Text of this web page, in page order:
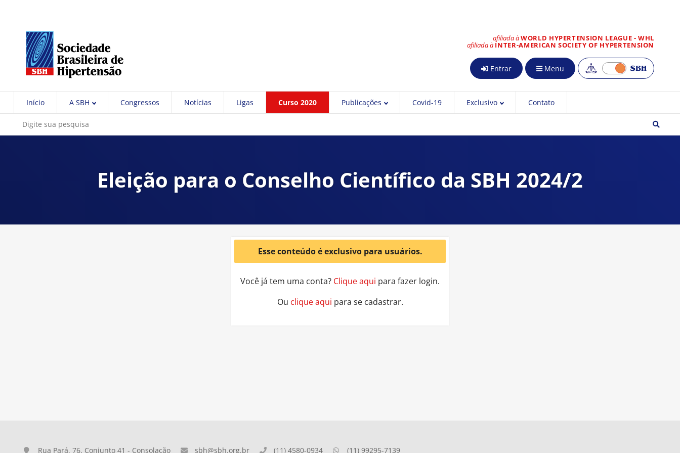
afiliada àWORLD HYPERTENSION LEAGUE - WHL
afiliada à INTER-AMERICAN SOCIETY OF HYPERTENSION
Entrar Menu
Início A SBH Congressos Notícias Ligas Curso 2020 Publicações Covid-19 Exclusivo Contato
Eleição para o Conselho Científico da SBH 2024/2
Esse conteúdo é exclusivo para usuários.
Você já tem uma conta? Clique aqui para fazer login.
Ou clique aqui para se cadastrar.
Rua Pará, 76, Conjunto 41 - Consolação sbh@sbh.org.br (11) 4580-0934 (11) 99295-7139